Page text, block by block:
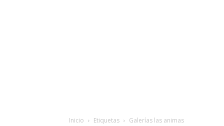
Inicio Etiquetas Galerías las animas